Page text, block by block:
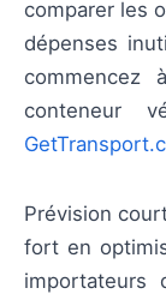
comparer les
dépenses
commencez
conteneur
Prévision
fort en
importateurs